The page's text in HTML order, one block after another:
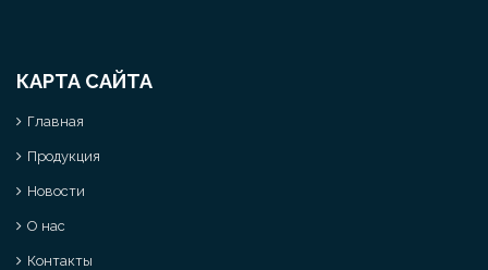
КАРТА САЙТА
Главная
Продукция
Новости
О нас
Контакты